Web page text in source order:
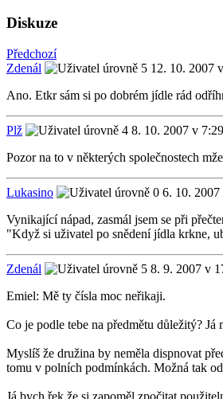
Diskuze
Předchozí
Zdenál
12. 10. 2007
Ano. Etkr sám si po dobrém jídle rád
Plž
8. 10. 2007 v
Pozor na to v některých společnostech
Lukasino
6. 10.
Vynikající nápad, zasmál jsem se při
"Když si uživatel po snědení jídla krkne,
Zdenál
8. 9. 2007 v
Emiel: Mě ty čísla moc neřikaji.
Co je podle tebe na předmětu důležitý?
Myslíš že družina by neměla dispnovat
tomu v polních podmínkách. Možná tak
Já bych řek že si zapoměl zpočitat